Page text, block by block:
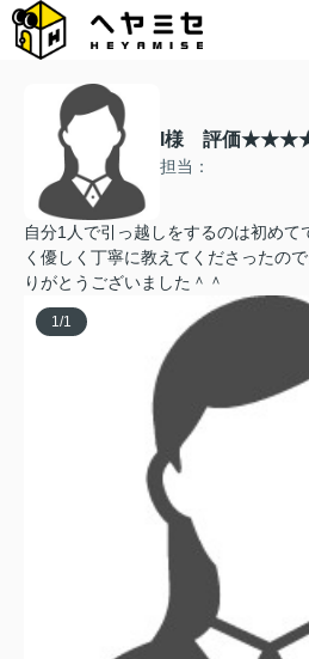
I様 評価
担当：
自分1人で引っ越しをするのは初め
く優しく丁寧に教えてくださったの
りがとうございました＾＾
1/1